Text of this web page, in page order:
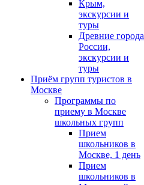
Крым,
экскурсии и
туры
Древние города
России,
экскурсии и
туры
Приём групп туристов в
Москве
Программы по
приему в Москве
школьных групп
Прием
школьников в
Москве, 1 день
Прием
школьников в